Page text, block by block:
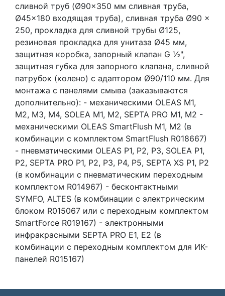
сливной труб (Ø90x350 мм сливная труба,
Ø45x180 входящая труба), сливная труба Ø90 x
250, прокладка для сливной трубы Ø125,
резиновая прокладка для унитаза Ø45 мм,
защитная коробка, запорный клапан G ½",
защитная губка для запорного клапана, сливной
патрубок (колено) с адаптором Ø90/110 мм. Для
монтажа с панелями смыва (заказываются
дополнительно): - механическими OLEAS M1,
M2, M3, M4, SOLEA M1, M2, SEPTA PRO M1, M2 -
механическими OLEAS SmartFlush M1, M2 (в
комбинации с комплектом SmartFlush R018667)
- пневматическими OLEAS P1, P2, P3, SOLEA P1,
P2, SEPTA PRO P1, P2, P3, P4, P5, SEPTA XS P1, P2
(в комбинации с пневматическим переходным
комплектом R014967) - бесконтактными
SYMFO, ALTES (в комбинации с электрическим
блоком R015067 или с переходным комплектом
SmartForce R019167) - электронными
инфракрасными SEPTA PRO E1, E2 (в
комбинации с переходным комплектом для ИК-
панелей R015167)